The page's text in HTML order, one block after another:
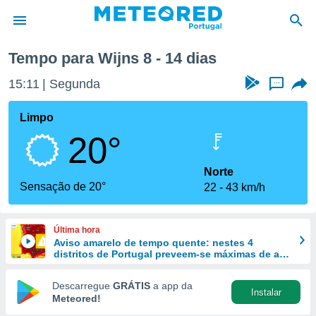
da
foi
fornecidas
a este
das
e
forma
digital
Tempo para Wijns 8 - 14 dias
15:11 Segunda ...
Limpo
20°
Sensação de 20°
Norte
22
43 km/h
Última hora
Aviso amarelo de tempo quente: nestes 4
distritos de Portugal preveem-se máximas de até
Descarregue GRÁTIS a app da
Meteored!
Instalar